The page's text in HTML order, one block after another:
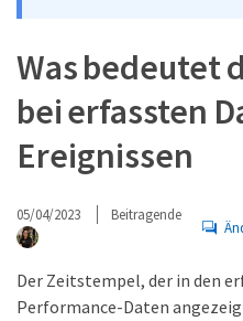
Was bedeutet
bei erfassten
Ereignissen
05/04/2023 Beitragende
Der Zeitstempel, der in den
Performance-Daten